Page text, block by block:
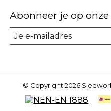
Abonneer je op
© Copyright 2026